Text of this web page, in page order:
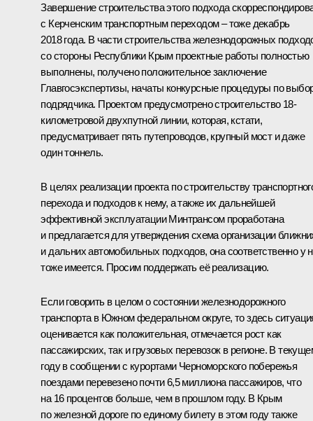
Завершение строительства этого подхода
с Керченским транспортным переходом – тоже декабрь
2018 года. В части строительства железнодорожных
со стороны Республики Крым проектные работы полностью
выполнены, получено положительное заключение
Главгосэкспертизы, начаты конкурсные процедуры по
подрядчика. Проектом предусмотрено строительство 18-
километровой двухпутной линии, которая, кстати,
предусматривает пять путепроводов, крупный мост и даже
один тоннель.
В целях реализации проекта по строительству
перехода и подходов к нему, а также их дальнейшей
эффективной эксплуатации Минтрансом проработана
и предлагается для утверждения схема организации
и дальних автомобильных подходов, она соответственно у
тоже имеется. Просим поддержать её реализацию.
Если говорить в целом о состоянии железнодорожного
транспорта в Южном федеральном округе, то здесь
оценивается как положительная, отмечается рост как
пассажирских, так и грузовых перевозок в регионе. В
году в сообщении с курортами Черноморского побережья
поездами перевезено почти 6,5 миллиона пассажиров, что
на 16 процентов больше, чем в прошлом году. В Крым
по железной дороге по единому билету в этом году также